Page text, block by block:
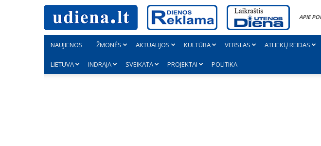
APIE
NAUJIENOS ŽMONĖS AKTUALIJOS KULTŪRA VERSLAS ATLIEKŲ REIDAS
LIETUVA INDRAJA SVEIKATA PROJEKTAI POLITIKA